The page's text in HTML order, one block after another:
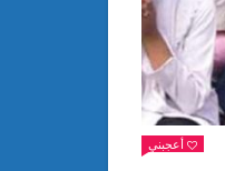
أعجبني